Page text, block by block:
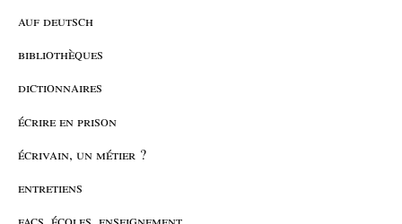
auf deutsch
bibliothèques
dictionnaires
écrire en prison
écrivain, un métier ?
entretiens
facs, écoles, enseignement